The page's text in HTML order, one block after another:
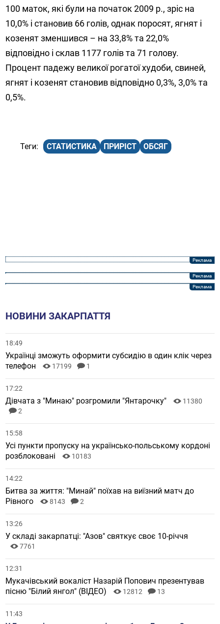
100 маток, які були на початок 2009 р., зріс на
10,0% і становив 66 голів, однак поросят, ягнят і
козенят зменшився – на 33,8% та 22,0%
відповідно і склав 1177 голів та 71 голову.
Процент падежу великої рогатої худоби, свиней,
ягнят і козенят становив відповідно 0,3%, 3,0% та
0,5%.
СТАТИСТИКА ПРИРІСТ ОБСЯГ
НОВИНИ ЗАКАРПАТТЯ
18:49
Українці зможуть оформити субсидію в один клік через
телефон
17199 1
17:22
Дівчата з "Минаю" розгромили "Янтарочку"
11380
2
15:58
Усі пункти пропуску на українсько-польському кордоні
розблоковані
10183
14:22
Битва за життя: "Минай" поїхав на виїзний матч до
Рівного
8143 2
13:26
У складі закарпатці: "Азов" святкує своє 10-річчя
7761
12:31
Мукачівський вокаліст Назарій Попович презентував
пісню "Білий янгол" (ВІДЕО)
12812 13
11:43